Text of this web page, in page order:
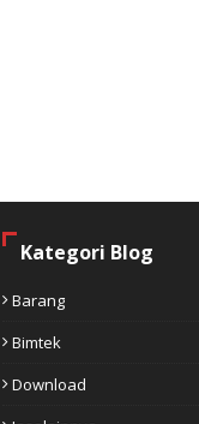
Kategori Blog
Barang
Bimtek
Download